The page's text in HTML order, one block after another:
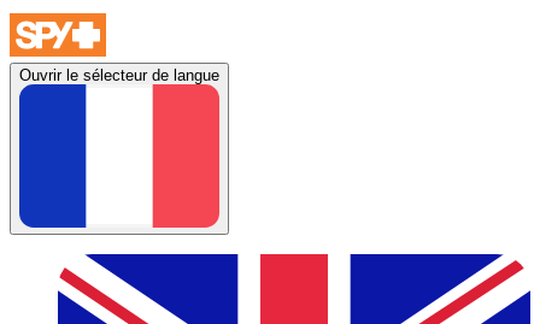
Ouvrir le sélecteur de langue